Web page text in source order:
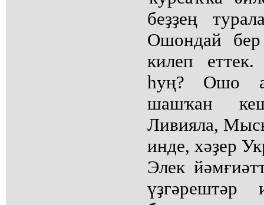
беҙҙең
Ошондай
килеп
һуң? Ошо
шашҡан
Ливияла,
инде, хәҙер
Элек